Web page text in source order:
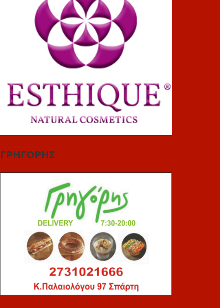
ΓΡΗΓΟΡΗΣ